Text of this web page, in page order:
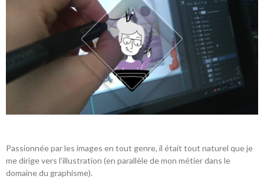
Passionnée par les images en tout genre, il était tout naturel que je
me dirige vers l’illustration (en parallèle de mon métier dans le
domaine du graphisme).